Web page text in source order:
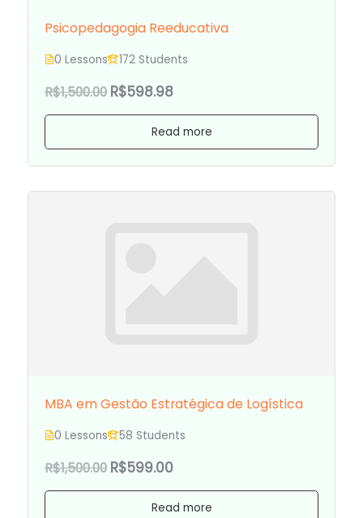
Psicopedagogia Reeducativa
0 Lessons 172 Students
R$1,500.00 R$598.98
Read more
MBA em Gestão Estratégica de Logística
0 Lessons 58 Students
R$1,500.00 R$599.00
Read more